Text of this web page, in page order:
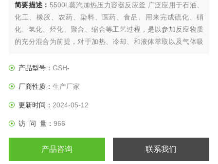
简要描述： 5500L蒸汽加热压力容器反应釜 广泛应用于石油、
化工、橡胶、农药、染料、医药、食品、用来完成硫化、硝
化、氢化、烃化、聚合、缩合等工艺过程，是以参加反应物质
的充分混合为前提，对于加热、冷却、和液体萃取以及气体吸
是化工，制药等行业理想的所需设备。
产品型号： GSH-
厂商性质： 生产厂家
更新时间： 2024-05-12
访 问 量： 966
产品咨询 联系我们